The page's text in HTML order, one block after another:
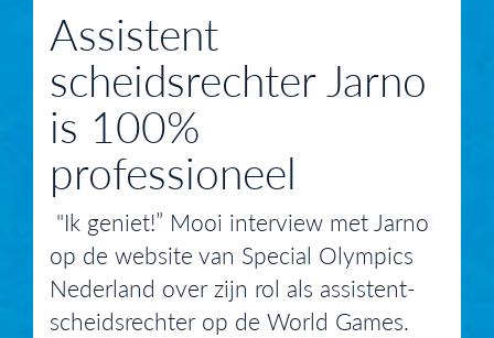
Assistent
scheidsrechter Jarno
is 100%
professioneel
"Ik geniet!” Mooi interview met Jarno
op de website van Special Olympics
Nederland over zijn rol als assistent-
scheidsrechter op de World Games.